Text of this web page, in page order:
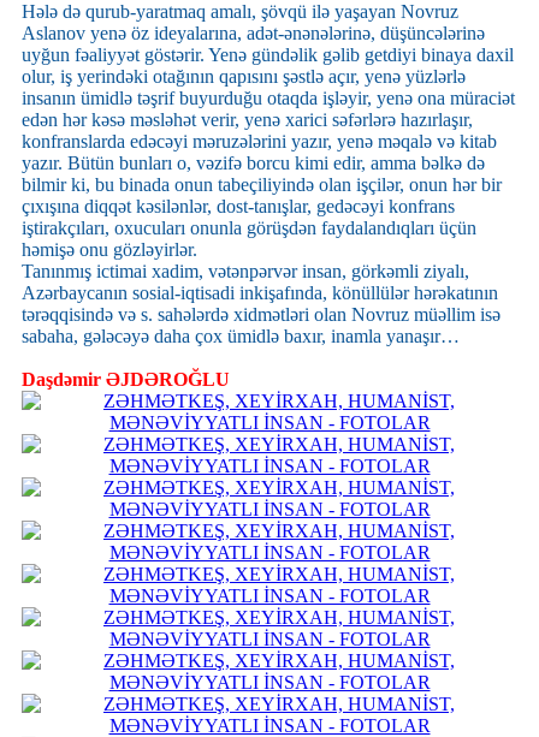
Hələ də qurub-yaratmaq amalı, şövqü ilə yaşayan Novruz
Aslanov yenə öz ideyalarına, adət-ənənələrinə, düşüncələrinə
uyğun fəaliyyət göstərir. Yenə gündəlik gəlib getdiyi binaya daxil
olur, iş yerindəki otağının qapısını şəstlə açır, yenə yüzlərlə
insanın ümidlə təşrif buyurduğu otaqda işləyir, yenə ona müraciət
edən hər kəsə məsləhət verir, yenə xarici səfərlərə hazırlaşır,
konfranslarda edəcəyi məruzələrini yazır, yenə məqalə və kitab
yazır. Bütün bunları o, vəzifə borcu kimi edir, amma bəlkə də
bilmir ki, bu binada onun tabeçiliyində olan işçilər, onun hər bir
çıxışına diqqət kəsilənlər, dost-tanışlar, gedəcəyi konfrans
iştirakçıları, oxucuları onunla görüşdən faydalandıqları üçün
həmişə onu gözləyirlər.
Tanınmış ictimai xadim, vətənpərvər insan, görkəmli ziyalı,
Azərbaycanın sosial-iqtisadi inkişafında, könüllülər hərəkatının
tərəqqisində və s. sahələrdə xidmətləri olan Novruz müəllim isə
sabaha, gələcəyə daha çox ümidlə baxır, inamla yanaşır…
Daşdəmir ƏJDƏROĞLU